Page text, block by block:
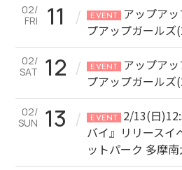
02/
FRI
11 / EVENT
アップア
プアップガール
02/
SAT
12 / EVENT
アップア
プアップガール
02/
SUN
13 / EVENT
2/13(日
バイ』リリースイ
ットパーク 多摩